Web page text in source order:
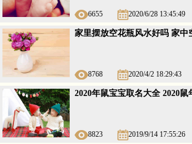
6655 2020/6/28 13:45:49
家里摆放空花瓶风水好吗 家中
8768 2020/4/2 18:29:43
2020年鼠宝宝取名大全 2020鼠
8823 2019/9/14 17:55:26